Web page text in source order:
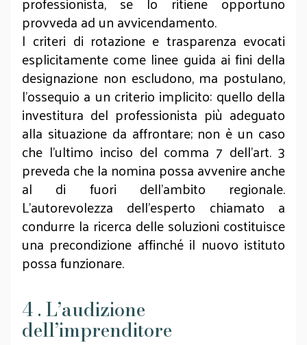
provveda ad un avvicendamento.
I criteri di rotazione e trasparenza evocati
esplicitamente come linee guida ai fini della
designazione non escludono, ma postulano,
l’ossequio a un criterio implicito: quello della
investitura del professionista più adeguato
alla situazione da affrontare; non è un caso
che l’ultimo inciso del comma 7 dell’art. 3
preveda che la nomina possa avvenire anche
al di fuori dell’ambito regionale.
L'autorevolezza dell’esperto chiamato a
condurre la ricerca delle soluzioni costituisce
una precondizione affinché il nuovo istituto
possa funzionare.
4 . L’audizione
dell’imprenditore